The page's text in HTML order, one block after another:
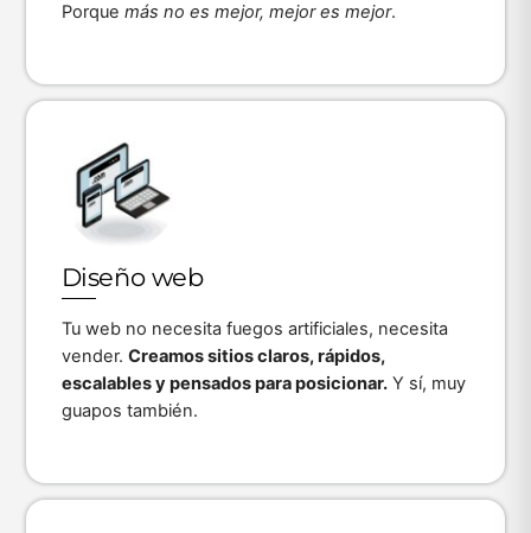
Porque más no es mejor, mejor es mejor.
Icon
label
Diseño web
Tu web no necesita fuegos artificiales, necesita
vender. Creamos sitios claros, rápidos,
escalables y pensados para posicionar.Y sí, muy
guapos también.